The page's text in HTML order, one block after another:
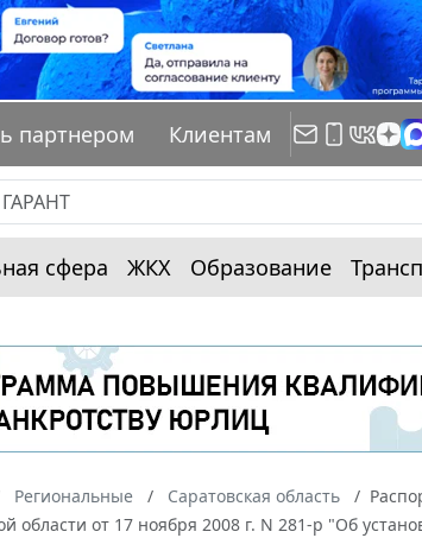
партнером Клиентам
сфера ЖКХ Образование
Региональные Саратовская область
области от 17 ноября 2008 г. N 281-p "Об